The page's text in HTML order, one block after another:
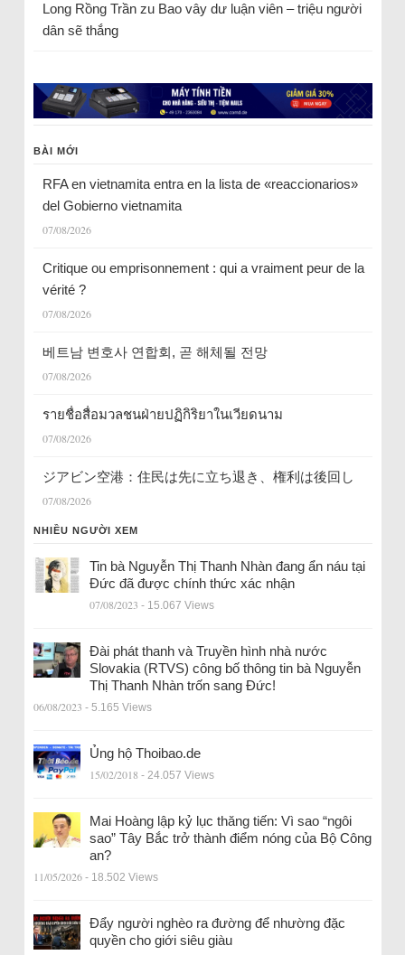
Long Rồng Trầnzu Bao vây dư luận viên – triệu người
dân sẽ thắng
BÀI MỚI
RFA en vietnamita entra en la lista de «reaccionarios»
del Gobierno vietnamita
07/08/2026
Critique ou emprisonnement : qui a vraiment peur de la
vérité ?
07/08/2026
베트남 변호사 연합회, 곧 해체될 전망
07/08/2026
รายชื่อสื่อมวลชนฝ่ายปฏิกิริยาในเวียดนาม
07/08/2026
ジアビン空港：住民は先に立ち退き、権利は後回し
07/08/2026
NHIỀU NGƯỜI XEM
Tin bà Nguyễn Thị Thanh Nhàn đang ẩn náu tại
Đức đã được chính thức xác nhận
07/08/2023 - 15.067 Views
Đài phát thanh và Truyền hình nhà nước
Slovakia (RTVS) công bố thông tin bà Nguyễn
Thị Thanh Nhàn trốn sang Đức!
06/08/2023 - 5.165 Views
Ủng hộ Thoibao.de
15/02/2018 - 24.057 Views
Mai Hoàng lập kỷ lục thăng tiến: Vì sao “ngôi
sao” Tây Bắc trở thành điểm nóng của Bộ Công
an?
11/05/2026 - 18.502 Views
Đẩy người nghèo ra đường để nhường đặc
quyền cho giới siêu giàu